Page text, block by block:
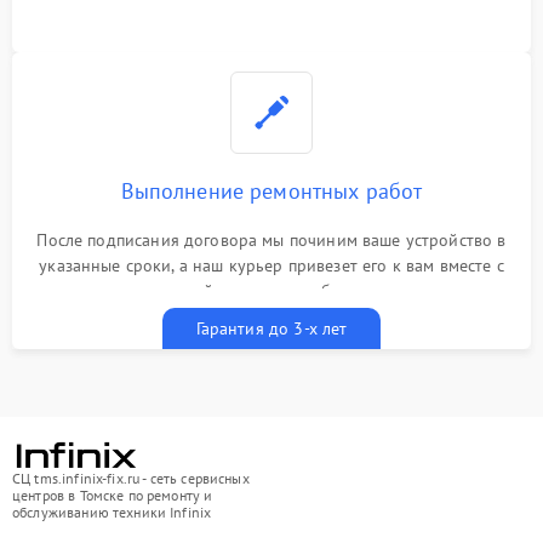
Выполнение ремонтных работ
После подписания договора мы починим ваше устройство в
указанные сроки, а наш курьер привезет его к вам вместе с
гарантийным талоном бесплатно
Гарантия до 3-х лет
СЦ tms.infinix-fix.ru - сеть сервисных
центров в Томске по ремонту и
обслуживанию техники Infinix